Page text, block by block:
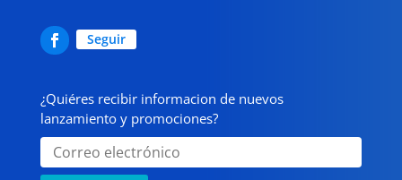
Seguir
¿Quiéres recibir informacion de nuevos
lanzamiento y promociones?